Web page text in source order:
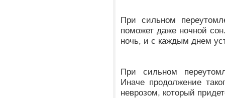
При сильном
поможет даже ночной
ночь, и с каждым днем
При сильном
Иначе продолжение
неврозом, который